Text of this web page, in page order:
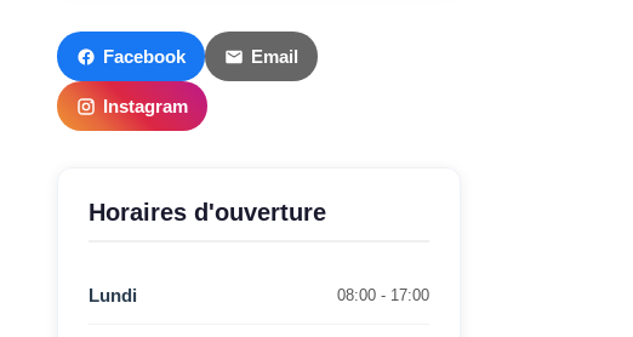
Facebook Email
Instagram
Horaires d'ouverture
Lundi 08:00 - 17:00